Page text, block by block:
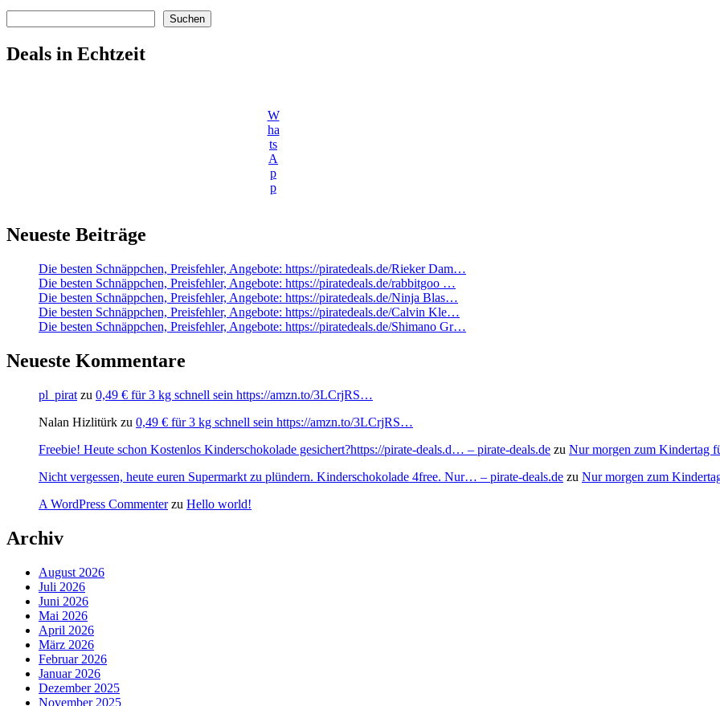
Suchen
Deals in Echtzeit
W
ha
ts
A
p
p
Neueste Beiträge
Die besten Schnäppchen, Preisfehler, Angebote: https://piratedeals.de/Rieker Dam…
Die besten Schnäppchen, Preisfehler, Angebote: https://piratedeals.de/rabbitgoo …
Die besten Schnäppchen, Preisfehler, Angebote: https://piratedeals.de/Ninja Blas…
Die besten Schnäppchen, Preisfehler, Angebote: https://piratedeals.de/Calvin Kle…
Die besten Schnäppchen, Preisfehler, Angebote: https://piratedeals.de/Shimano Gr…
Neueste Kommentare
pl_pirat zu 0,49 € für 3 kg schnell sein https://amzn.to/3LCrjRS…
Nalan Hizlitürk zu 0,49 € für 3 kg schnell sein https://amzn.to/3LCrjRS…
Freebie! Heute schon Kostenlos Kinderschokolade gesichert?https://pirate-deals.d… – pirate-deals.de zu Nur morgen zum Kindertag
Nicht vergessen, heute euren Supermarkt zu plündern. Kinderschokolade 4free. Nur… – pirate-deals.de zu Nur morgen zum
A WordPress Commenterzu Hello world!
Archiv
August 2026
Juli 2026
Juni 2026
Mai 2026
April 2026
März 2026
Februar 2026
Januar 2026
Dezember 2025
November 2025